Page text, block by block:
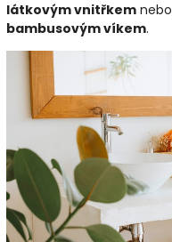
látkovým vnitřkem nebo
bambusovým víkem.